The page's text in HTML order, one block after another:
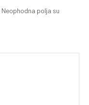
Neophodna polja su